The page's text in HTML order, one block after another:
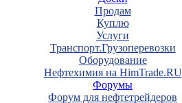
Продам
Куплю
Услуги
Транспорт.Грузоперевозки
Оборудование
Нефтехимия на HimTrade.RU
Форумы
Форум для нефтетрейдеров